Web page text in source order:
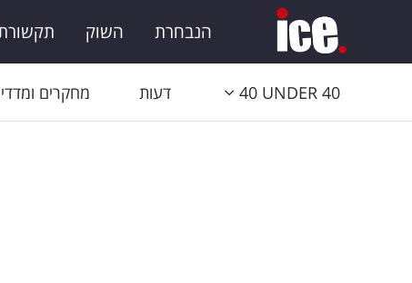
הנבחרת השוק
40 UNDER 40 דעות מחקרים